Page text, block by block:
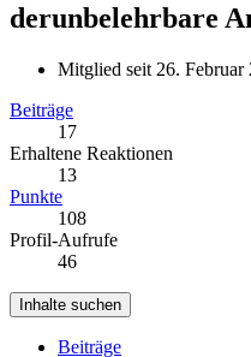
derunbelehrbare
Mitglied seit 26. Februar
Beiträge
17
Erhaltene Reaktionen
13
Punkte
108
Profil-Aufrufe
46
Inhalte suchen
Beiträge